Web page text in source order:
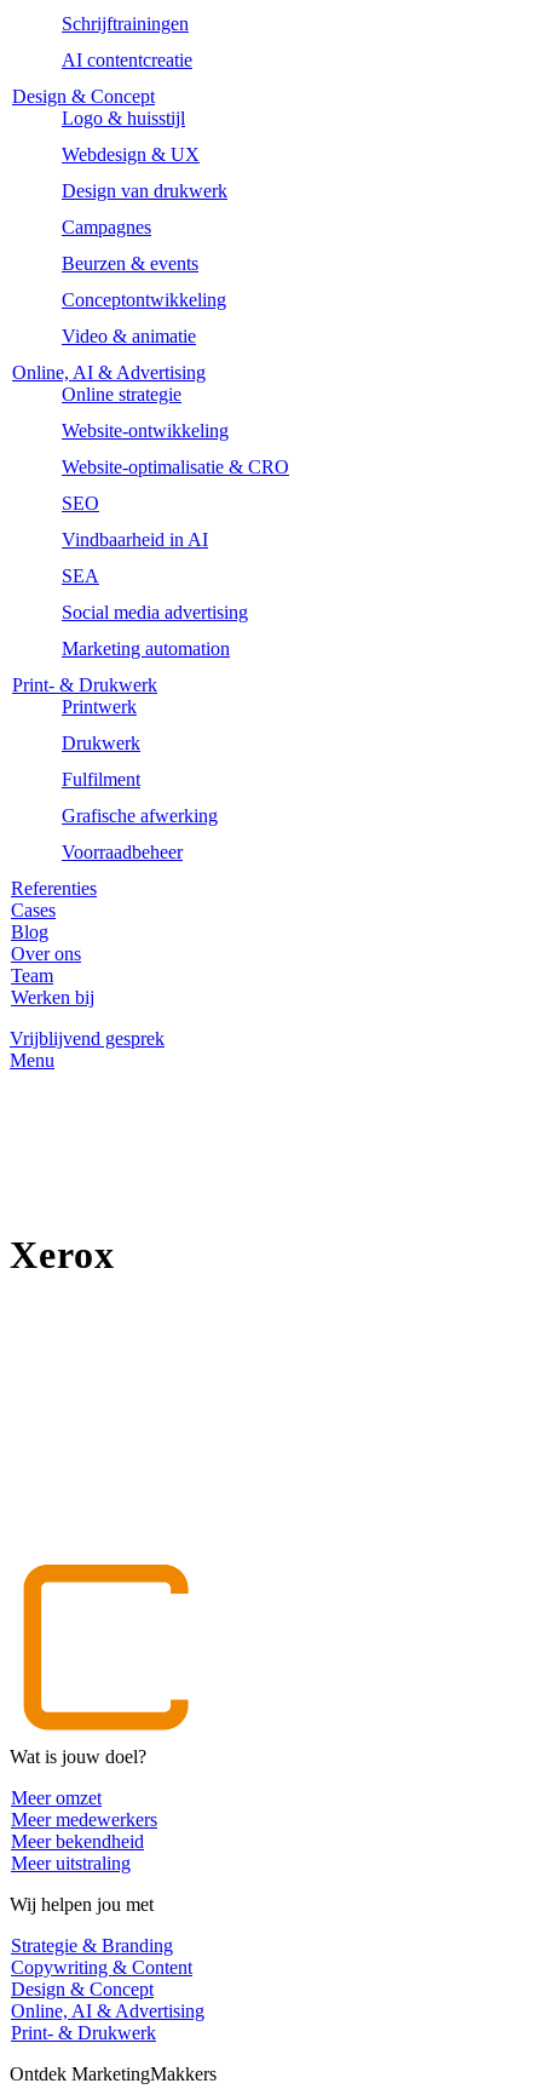
Schrijftrainingen
AI contentcreatie
Design & Concept
Logo & huisstijl
Webdesign & UX
Design van drukwerk
Campagnes
Beurzen & events
Conceptontwikkeling
Video & animatie
Online, AI & Advertising
Online strategie
Website-ontwikkeling
Website-optimalisatie & CRO
SEO
Vindbaarheid in AI
SEA
Social media advertising
Marketing automation
Print- & Drukwerk
Printwerk
Drukwerk
Fulfilment
Grafische afwerking
Voorraadbeheer
Referenties
Cases
Blog
Over ons
Team
Werken bij
Vrijblijvend gesprek
Menu
Xerox
Wat is jouw doel?
Meer omzet
Meer medewerkers
Meer bekendheid
Meer uitstraling
Wij helpen jou met
Strategie & Branding
Copywriting & Content
Design & Concept
Online, AI & Advertising
Print- & Drukwerk
Ontdek MarketingMakkers